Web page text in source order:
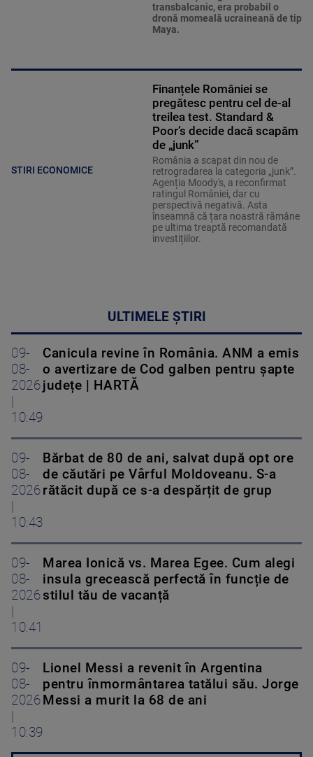
transbalcanic, era probabil o
dronă momeală ucraineană de tip
Maya.
STIRI ECONOMICE
Finanțele României se
pregătesc pentru cel de-al
treilea test. Standard &
Poor’s decide dacă scapăm
de „junk”
România a scapat din nou de
retrogradarea la categoria „junk”.
Agenția Moody's, a reconfirmat
ratingul României, dar cu
perspectivă negativă. Asta
înseamnă că țara noastră rămâne
pe ultima treaptă recomandată
investițiilor.
ULTIMELE ȘTIRI
09-
08-
2026
10:49
Canicula revine în România. ANM a emis
o avertizare de Cod galben pentru șapte
județe | HARTĂ
09-
08-
2026
10:43
Bărbat de 80 de ani, salvat după opt ore
de căutări pe Vârful Moldoveanu. S-a
rătăcit după ce s-a despărțit de grup
09-
08-
2026
10:41
Marea Ionică vs. Marea Egee. Cum alegi
insula grecească perfectă în funcție de
stilul tău de vacanță
09-
08-
2026
10:39
Lionel Messi a revenit în Argentina
pentru înmormântarea tatălui său. Jorge
Messi a murit la 68 de ani